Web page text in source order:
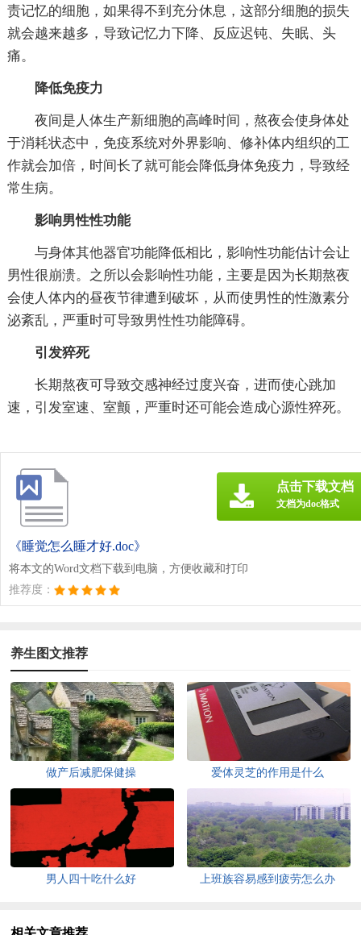
责记忆的细胞，如果得不到充分休息，这部分细胞的损失
就会越来越多，导致记忆力下降、反应迟钝、失眠、头
痛。
降低免疫力
夜间是人体生产新细胞的高峰时间，熬夜会使身体处
于消耗状态中，免疫系统对外界影响、修补体内组织的工
作就会加倍，时间长了就可能会降低身体免疫力，导致经
常生病。
影响男性性功能
与身体其他器官功能降低相比，影响性功能估计会让
男性很崩溃。之所以会影响性功能，主要是因为长期熬夜
会使人体内的昼夜节律遭到破坏，从而使男性的性激素分
泌紊乱，严重时可导致男性性功能障碍。
引发猝死
长期熬夜可导致交感神经过度兴奋，进而使心跳加
速，引发室速、室颤，严重时还可能会造成心源性猝死。
《睡觉怎么睡才好.doc》
将本文的Word文档下载到电脑，方便收藏和打印
推荐度：
点击下载文档
文档为doc格式
养生图文推荐
做产后减肥保健操 爱体灵芝的作用是什么
男人四十吃什么好 上班族容易感到疲劳怎么办